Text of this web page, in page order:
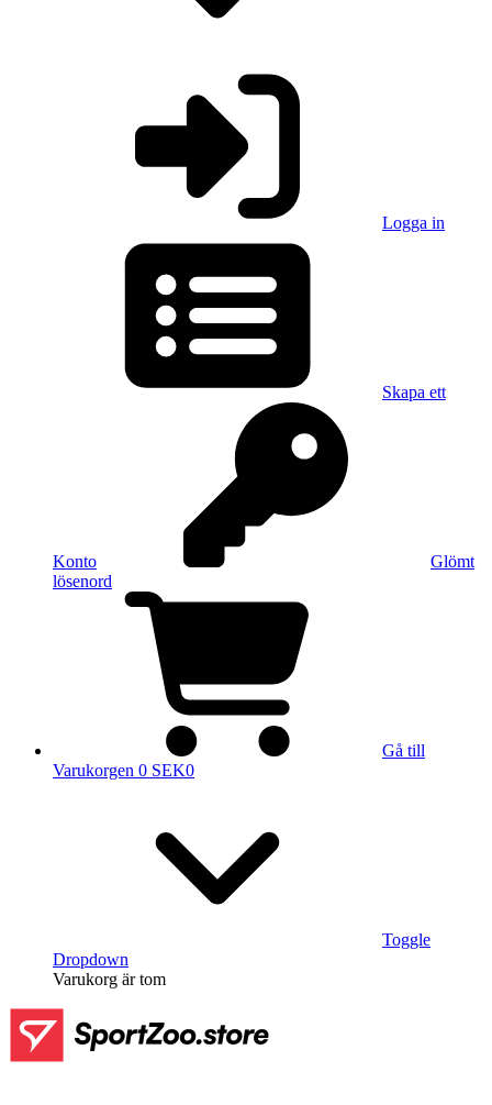
Logga in
Skapa ett
Konto
Glömt
lösenord
Gå till
Varukorgen 0 SEK0
Toggle
Dropdown
Varukorg är tom